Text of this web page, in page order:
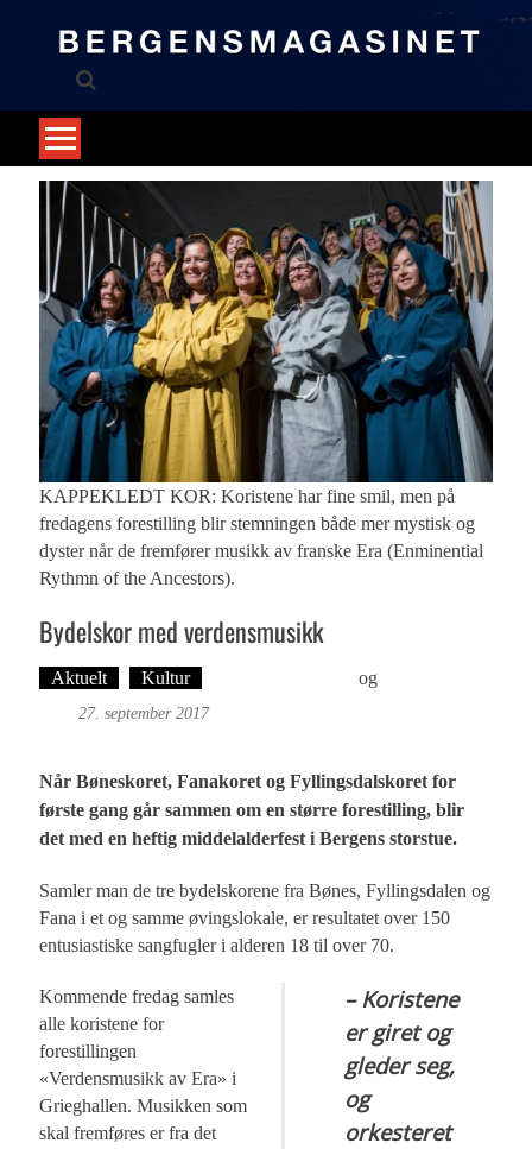
KAPPEKLEDT KOR: Koristene har fine smil, men på
fredagens forestilling blir stemningen både mer mystisk og
dyster når de fremfører musikk av franske Era (Enminential
Rythmn of the Ancestors).
Bydelskor med verdensmusikk
Aktuelt Kultur og
27. september 2017
Når Bøneskoret, Fanakoret og Fyllingsdalskoret for
første gang går sammen om en større forestilling, blir
det med en heftig middelalderfest i Bergens storstue.
Samler man de tre bydelskorene fra Bønes, Fyllingsdalen og
Fana i et og samme øvingslokale, er resultatet over 150
entusiastiske sangfugler i alderen 18 til over 70.
– Koristene
er giret og
gleder seg,
og
orkesteret
Kommende fredag samles
alle koristene for
forestillingen
«Verdensmusikk av Era» i
Grieghallen. Musikken som
skal fremføres er fra det